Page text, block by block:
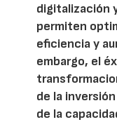
digitalización
permiten
eficiencia y
embargo, el
de la
de la